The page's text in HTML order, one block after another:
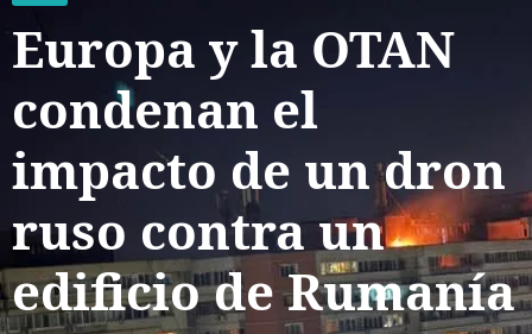
Europa y la OTAN
condenan el
impacto de un dron
ruso contra un
edificio de Rumanía